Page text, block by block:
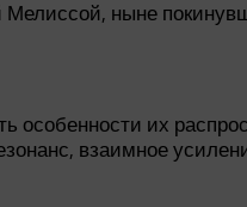
ныне
особенности их
взаимное